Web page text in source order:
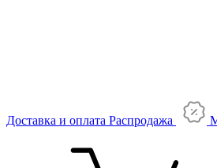
Доставка и оплата Распродажа